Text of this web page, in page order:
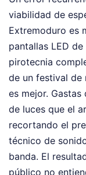
viabilidad de
Extremoduro es
pantallas LED
pirotecnia
de un festival de
es mejor.
de luces que el
recortando el
técnico de
banda. El
público no